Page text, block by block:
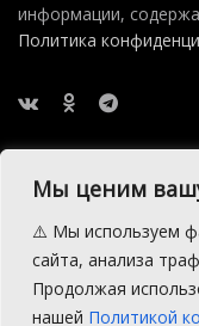
Мы ценим
⚠️ Мы используем
сайта, анализа
Продолжая
нашей Политикой
информации,
Политика
2015 — 2026 © АНО
Производство сайта: